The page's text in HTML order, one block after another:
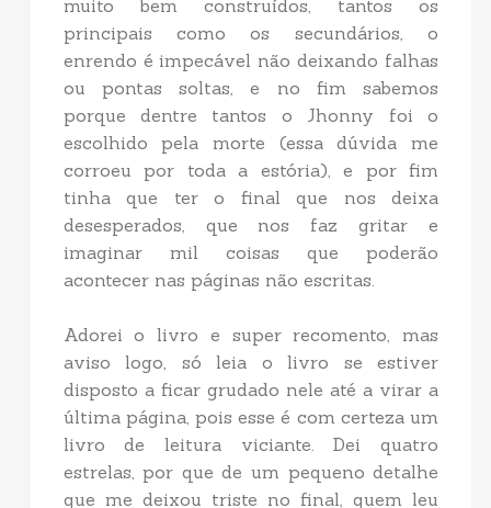
muito bem construídos, tantos os
principais como os secundários, o
enrendo é impecável não deixando falhas
ou pontas soltas, e no fim sabemos
porque dentre tantos o Jhonny foi o
escolhido pela morte (essa dúvida me
corroeu por toda a estória), e por fim
tinha que ter o final que nos deixa
desesperados, que nos faz gritar e
imaginar mil coisas que poderão
acontecer nas páginas não escritas.
Adorei o livro e super recomento, mas
aviso logo, só leia o livro se estiver
disposto a ficar grudado nele até a virar a
última página, pois esse é com certeza um
livro de leitura viciante. Dei quatro
estrelas, por que de um pequeno detalhe
que me deixou triste no final, quem leu